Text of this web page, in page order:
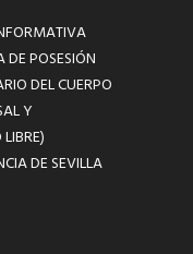
POSESIÓN
DEL CUERPO
Y
DE SEVILLA